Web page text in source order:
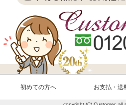
初めての方へ お支払・送